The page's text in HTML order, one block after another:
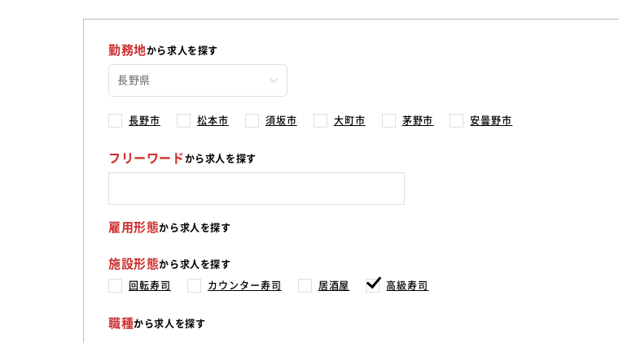
勤務地から求人を探す
長野市 松本市 須坂市 大町市 茅野市 安曇野市
フリーワードから求人を探す
雇用形態から求人を探す
施設形態から求人を探す
回転寿司 カウンター寿司 居酒屋 高級寿司
職種から求人を探す